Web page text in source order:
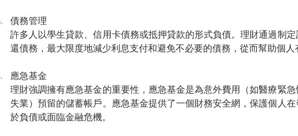
債務管理
許多人以學生貸款、信用卡債務或抵押貸款的形式負債。理財通過制
還債務，最大限度地減少利息支付和避免不必要的債務，從而幫助個人
應急基金
理財強調擁有應急基金的重要性，應急基金是為意外費用（如醫療緊
失業）預留的儲蓄帳戶。應急基金提供了一個財務安全網，保護個人
於負債或面臨金融危機。